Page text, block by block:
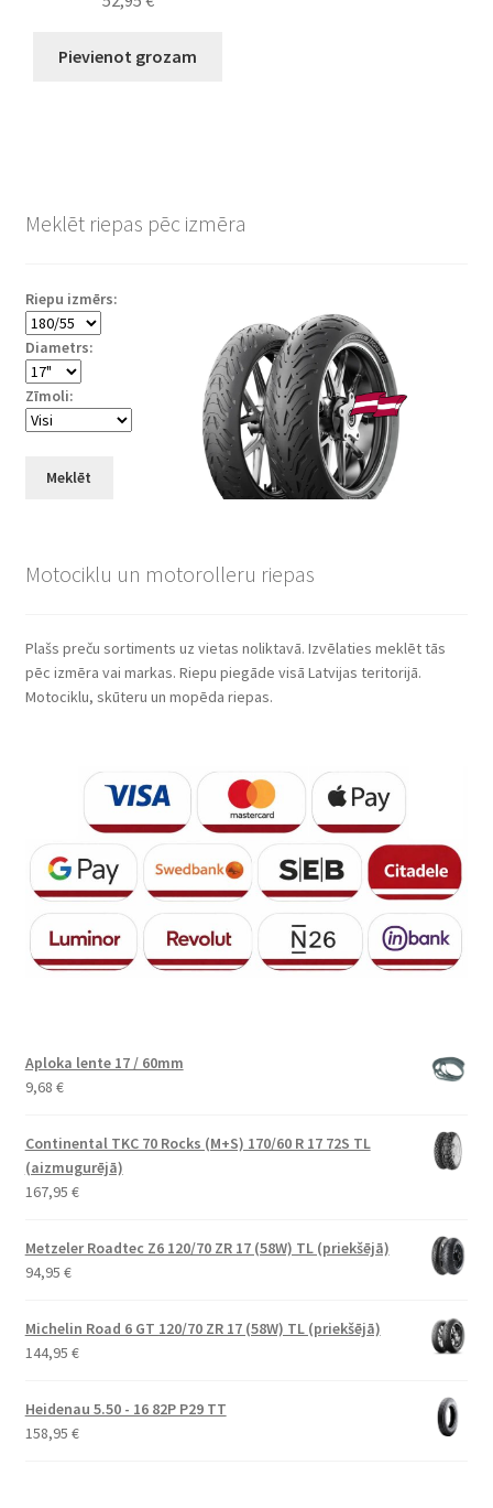
Pievienot grozam
Meklēt riepas pēc izmēra
Riepu izmērs:
Diametrs:
Zīmoli:
Meklēt
Motociklu un motorolleru riepas
Plašs preču sortiments uz vietas noliktavā. Izvēlaties meklēt tās
pēc izmēra vai markas. Riepu piegāde visā Latvijas teritorijā.
Motociklu, skūteru un mopēda riepas.
Aploka lente 17 / 60mm
9,68 €
Continental TKC 70 Rocks (M+S) 170/60 R 17 72S TL
(aizmugurējā)
167,95 €
Metzeler Roadtec Z6 120/70 ZR 17 (58W) TL (priekšējā)
94,95 €
Michelin Road 6 GT 120/70 ZR 17 (58W) TL (priekšējā)
144,95 €
Heidenau 5.50 - 16 82P P29 TT
158,95 €